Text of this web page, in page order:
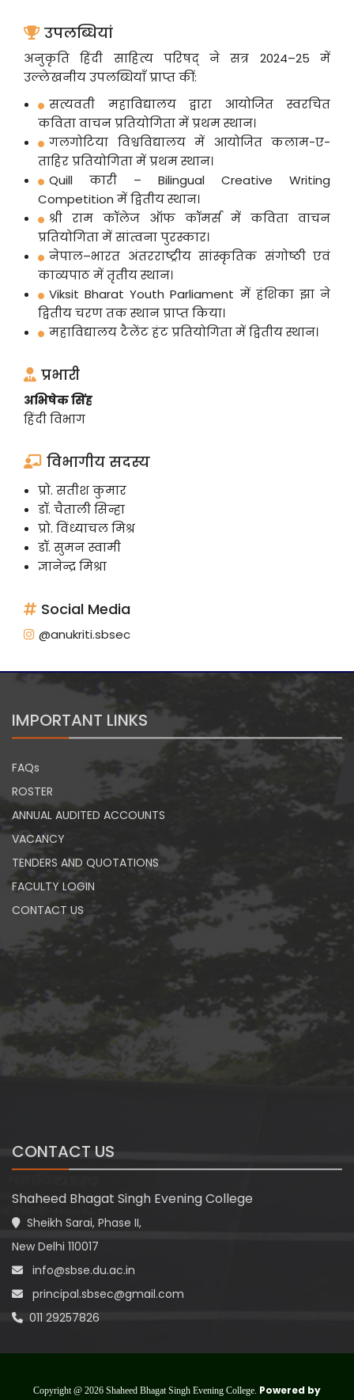
उपलब्धियां
अनुकृति हिंदी साहित्य परिषद् ने सत्र 2024–25 में
उल्लेखनीय उपलब्धियाँ प्राप्त कीं:
सत्यवती महाविद्यालय द्वारा आयोजित स्वरचित
कविता वाचन प्रतियोगिता में प्रथम स्थान।
गलगोटिया विश्वविद्यालय में आयोजित कलाम-ए-
ताहिर प्रतियोगिता में प्रथम स्थान।
Quill कारी – Bilingual Creative Writing
Competition में द्वितीय स्थान।
श्री राम कॉलेज ऑफ कॉमर्स में कविता वाचन
प्रतियोगिता में सांत्वना पुरस्कार।
नेपाल–भारत अंतरराष्ट्रीय सांस्कृतिक संगोष्ठी एवं
काव्यपाठ में तृतीय स्थान।
Viksit Bharat Youth Parliament में हंशिका झा ने
द्वितीय चरण तक स्थान प्राप्त किया।
महाविद्यालय टैलेंट हंट प्रतियोगिता में द्वितीय स्थान।
प्रभारी
अभिषेक सिंह
हिंदी विभाग
विभागीय सदस्य
प्रो. सतीश कुमार
डॉ. चैताली सिन्हा
प्रो. विंध्याचल मिश्र
डॉ. सुमन स्वामी
ज्ञानेन्द्र मिश्रा
Social Media
@anukriti.sbsec
IMPORTANT LINKS
FAQs
ROSTER
ANNUAL AUDITED ACCOUNTS
VACANCY
TENDERS AND QUOTATIONS
FACULTY LOGIN
CONTACT US
CONTACT US
Shaheed Bhagat Singh Evening College
Sheikh Sarai, Phase II,
New Delhi 110017
info@sbse.du.ac.in
principal.sbsec@gmail.com
011 29257826
Copyright @ 2026 Shaheed Bhagat Singh Evening College. Powered by